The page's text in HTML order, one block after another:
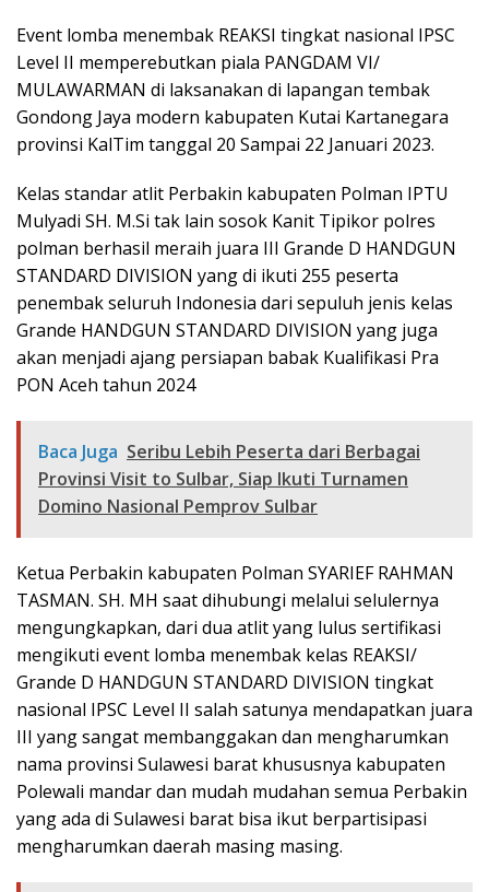
Event lomba menembak REAKSI tingkat nasional IPSC
Level II memperebutkan piala PANGDAM VI/
MULAWARMAN di laksanakan di lapangan tembak
Gondong Jaya modern kabupaten Kutai Kartanegara
provinsi KalTim tanggal 20 Sampai 22 Januari 2023.
Kelas standar atlit Perbakin kabupaten Polman IPTU
Mulyadi SH. M.Si tak lain sosok Kanit Tipikor polres
polman berhasil meraih juara III Grande D HANDGUN
STANDARD DIVISION yang di ikuti 255 peserta
penembak seluruh Indonesia dari sepuluh jenis kelas
Grande HANDGUN STANDARD DIVISION yang juga
akan menjadi ajang persiapan babak Kualifikasi Pra
PON Aceh tahun 2024
Baca Juga Seribu Lebih Peserta dari Berbagai
Provinsi Visit to Sulbar, Siap Ikuti Turnamen
Domino Nasional Pemprov Sulbar
Ketua Perbakin kabupaten Polman SYARIEF RAHMAN
TASMAN. SH. MH saat dihubungi melalui selulernya
mengungkapkan, dari dua atlit yang lulus sertifikasi
mengikuti event lomba menembak kelas REAKSI/
Grande D HANDGUN STANDARD DIVISION tingkat
nasional IPSC Level II salah satunya mendapatkan juara
III yang sangat membanggakan dan mengharumkan
nama provinsi Sulawesi barat khususnya kabupaten
Polewali mandar dan mudah mudahan semua Perbakin
yang ada di Sulawesi barat bisa ikut berpartisipasi
mengharumkan daerah masing masing.